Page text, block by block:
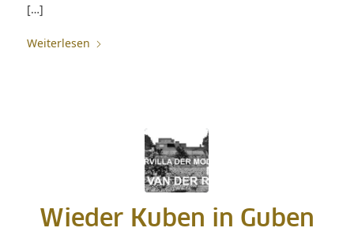
[…]
Weiterlesen
Wieder Kuben in Guben